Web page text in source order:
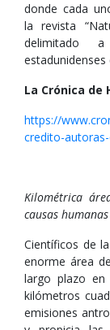
donde cada
la revista
delimitado
La Crónica de
https://
credito-
Kilométrica
causas humanas
Científicos de
enorme área
largo plazo
kilómetros
emisiones